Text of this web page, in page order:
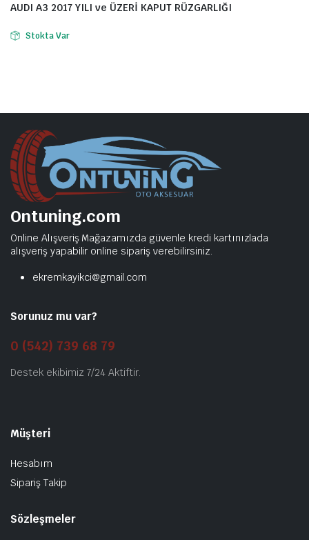
AUDI A3 2017 YILI ve ÜZERİ KAPUT RÜZGARLIĞI
Stokta Var
Ontuning.com
Online Alışveriş Mağazamızda güvenle kredi kartınızlada
alışveriş yapabilir online sipariş verebilirsiniz.
ekremkayikci@gmail.com
Sorunuz mu var?
0 (542) 739 68 79
Destek ekibimiz 7/24 Aktiftir.
Müşteri
Hesabım
Sipariş Takip
Sözleşmeler